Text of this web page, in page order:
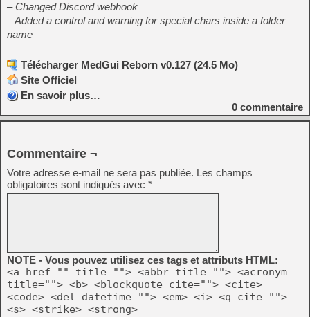
– Changed Discord webhook
– Added a control and warning for special chars inside a folder
name
Télécharger MedGui Reborn v0.127 (24.5 Mo)
Site Officiel
En savoir plus…
0 commentaire
Commentaire ¬
Votre adresse e-mail ne sera pas publiée. Les champs
obligatoires sont indiqués avec *
NOTE - Vous pouvez utilisez ces tags et attributs HTML:
<a href="" title=""> <abbr title=""> <acronym
title=""> <b> <blockquote cite=""> <cite>
<code> <del datetime=""> <em> <i> <q cite="">
<s> <strike> <strong>